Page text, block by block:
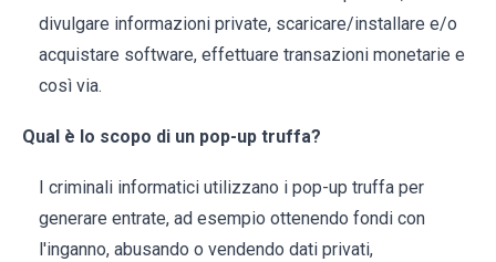
divulgare informazioni private, scaricare/installare e/o
acquistare software, effettuare transazioni monetarie e
così via.
Qual è lo scopo di un pop-up truffa?
I criminali informatici utilizzano i pop-up truffa per
generare entrate, ad esempio ottenendo fondi con
l'inganno, abusando o vendendo dati privati,